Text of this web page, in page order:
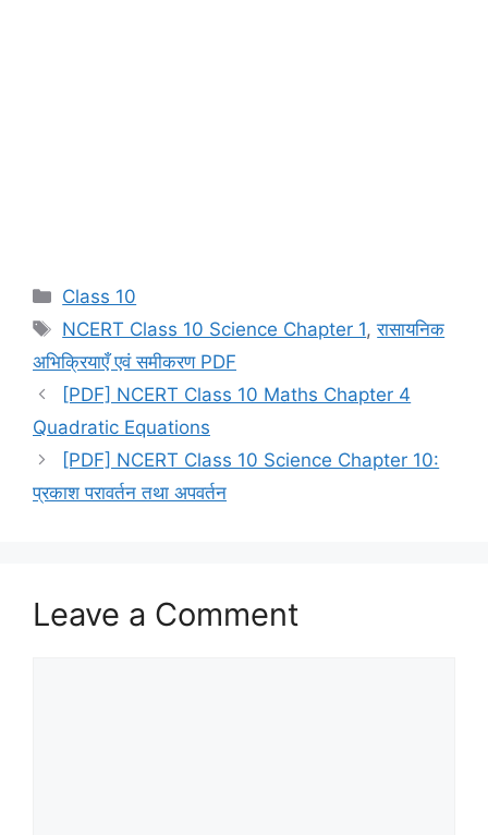
Categories
Class 10
Tags
NCERT Class 10 Science Chapter 1,रासायनिक
अभिक्रियाएँ एवं समीकरण PDF
[PDF] NCERT Class 10 Maths Chapter 4
Quadratic Equations
[PDF] NCERT Class 10 Science Chapter 10:
प्रकाश परावर्तन तथा अपवर्तन
Leave a Comment